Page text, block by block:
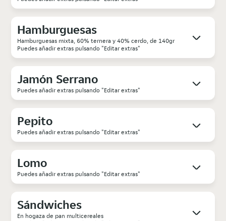
Hamburguesas
Hamburguesas mixta, 60% ternera y 40% cerdo, de 140gr
Puedes añadir extras pulsando "Editar extras"
Jamón Serrano
Puedes añadir extras pulsando "Editar extras"
Pepito
Puedes añadir extras pulsando "Editar extras"
Lomo
Puedes añadir extras pulsando "Editar extras"
Sándwiches
En hogaza de pan multicereales